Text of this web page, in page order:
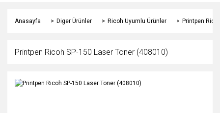
Anasayfa Diger Ürünler Ricoh Uyumlu Ürünler Printpen
Printpen Ricoh SP-150 Laser Toner (408010)